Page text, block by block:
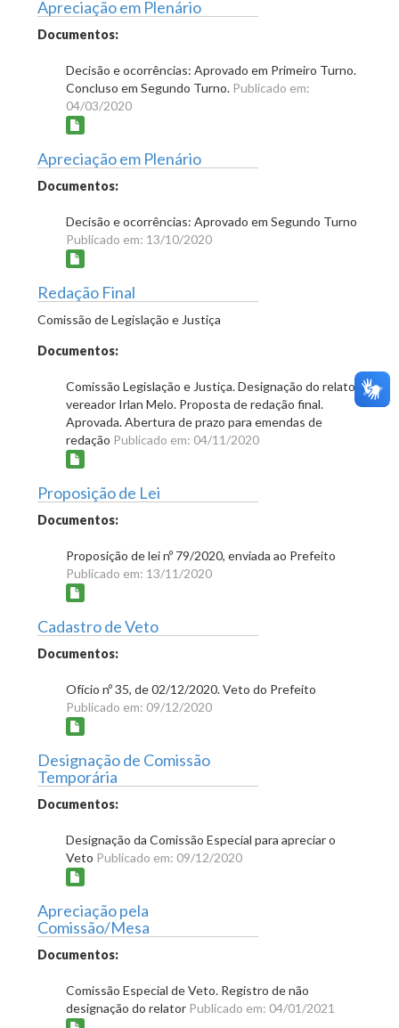
Apreciação em Plenário
Documentos:
Decisão e ocorrências: Aprovado em Primeiro Turno.
Concluso em Segundo Turno. Publicado em:
04/03/2020
Apreciação em Plenário
Documentos:
Decisão e ocorrências: Aprovado em Segundo Turno
Publicado em: 13/10/2020
Redação Final
Comissão de Legislação e Justiça
Documentos:
Comissão Legislação e Justiça. Designação do relator:
vereador Irlan Melo. Proposta de redação final.
Aprovada. Abertura de prazo para emendas de
redação Publicado em: 04/11/2020
Proposição de Lei
Documentos:
Proposição de lei nº 79/2020, enviada ao Prefeito
Publicado em: 13/11/2020
Cadastro de Veto
Documentos:
Ofício nº 35, de 02/12/2020. Veto do Prefeito
Publicado em: 09/12/2020
Designação de Comissão
Temporária
Documentos:
Designação da Comissão Especial para apreciar o
Veto Publicado em: 09/12/2020
Apreciação pela
Comissão/Mesa
Documentos:
Comissão Especial de Veto. Registro de não
designação do relator Publicado em: 04/01/2021